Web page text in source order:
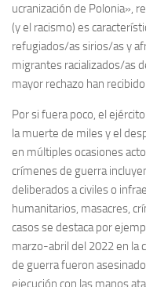
ucranización de Polonia»,
(y el racismo) es
refugiados/as sirios/as y
migrantes racializados/as
mayor rechazo han recibido.
Por si fuera poco, el
la muerte de miles y el
en múltiples ocasiones
crímenes de guerra
deliberados a civiles o
humanitarios, masacres,
casos se destaca por
marzo-abril del 2022 en la
de guerra fueron
ejecución con las manos